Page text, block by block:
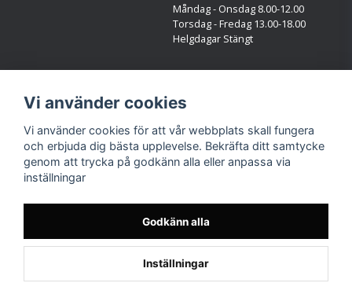
Måndag - Onsdag 8.00-12.00
Torsdag - Fredag 13.00-18.00
Helgdagar Stängt
Facebook
Instagram
Vi använder cookies
Vi använder cookies för att vår webbplats skall fungera
och erbjuda dig bästa upplevelse. Bekräfta ditt samtycke
genom att trycka på godkänn alla eller anpassa via
inställningar
Godkänn alla
Inställningar